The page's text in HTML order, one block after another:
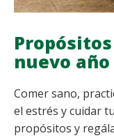
nuevo año
Comer sano,
el estrés y cuidar
propósitos y